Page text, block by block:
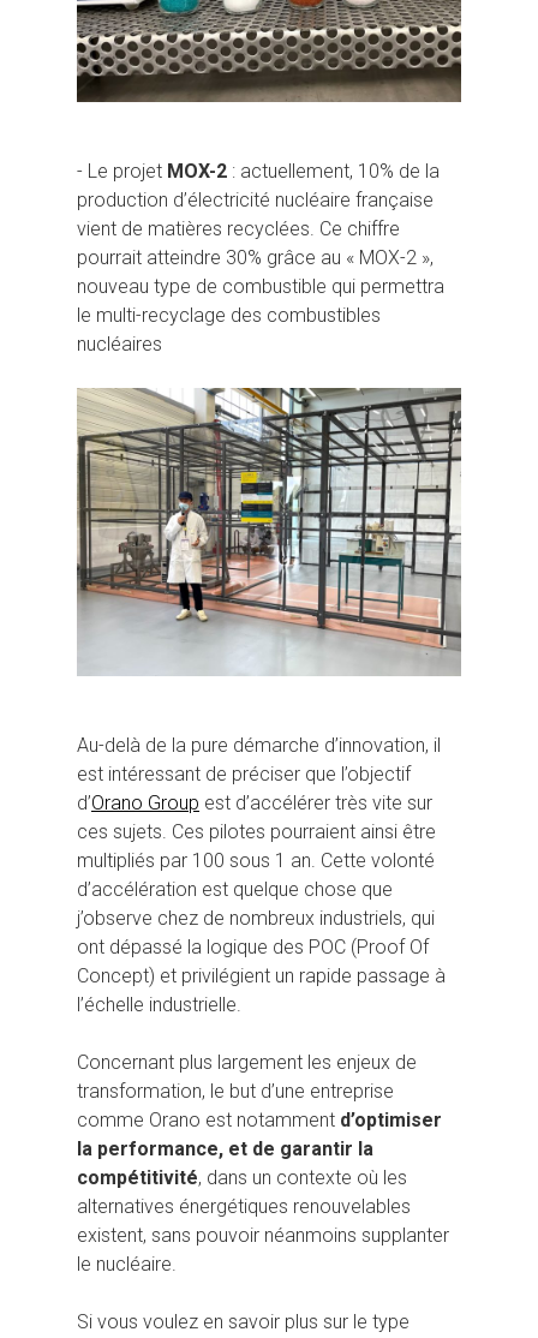
- Le projet MOX-2 : actuellement, 10% de la
production d’électricité nucléaire française
vient de matières recyclées. Ce chiffre
pourrait atteindre 30% grâce au « MOX-2 »,
nouveau type de combustible qui permettra
le multi-recyclage des combustibles
nucléaires
Au-delà de la pure démarche d’innovation, il
est intéressant de préciser que l’objectif
d’Orano Group est d’accélérer très vite sur
ces sujets. Ces pilotes pourraient ainsi être
multipliés par 100 sous 1 an. Cette volonté
d’accélération est quelque chose que
j’observe chez de nombreux industriels, qui
ont dépassé la logique des POC (Proof Of
Concept) et privilégient un rapide passage à
l’échelle industrielle.
Concernant plus largement les enjeux de
transformation, le but d’une entreprise
comme Orano est notamment d’optimiser
la performance, et de garantir la
compétitivité, dans un contexte où les
alternatives énergétiques renouvelables
existent, sans pouvoir néanmoins supplanter
le nucléaire.
Si vous voulez en savoir plus sur le type